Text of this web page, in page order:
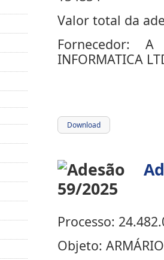
Valor total da
Fornecedor: A
INFORMATICA
Download
Processo:
Objeto: